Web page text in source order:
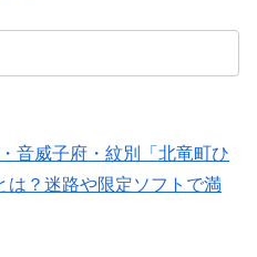
音威子府・紋別
「北竜町ひ
は？迷路や限定ソフトで満